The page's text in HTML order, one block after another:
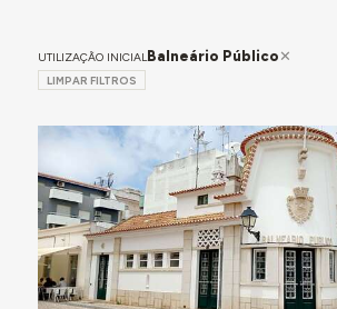
UTILIZAÇÃO INICIALBalneário Público
LIMPAR FILTROS